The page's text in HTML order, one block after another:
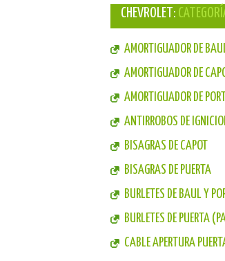
CHEVROLET:
AMORTIGUADOR DE
AMORTIGUADOR DE
AMORTIGUADOR DE
ANTIRROBOS DE
BISAGRAS DE CAPOT
BISAGRAS DE PUERTA
BURLETES DE BAUL Y
BURLETES DE PUERTA
CABLE APERTURA